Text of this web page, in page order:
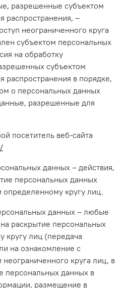
разрешенные субъектом
распространения, –
неограниченного круга
субъектом персональных
на обработку
субъектом
распространения в порядке,
о персональных данных
разрешенные для
посетитель веб-сайта
данных – действия,
персональных данных
кругу лиц.
данных – любые
раскрытие персональных
кругу лиц (передача
на ознакомление с
круга лиц, в
персональных данных в
размещение в